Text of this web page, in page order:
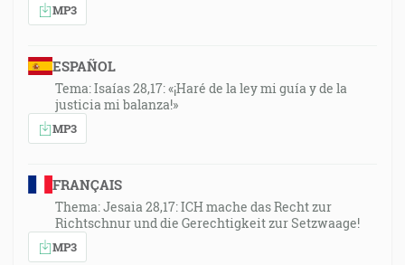
MP3
ESPAÑOL
Tema: Isaías 28,17: «¡Haré de la ley mi guía y de la
justicia mi balanza!»
MP3
FRANÇAIS
Thema: Jesaia 28,17: ICH mache das Recht zur
Richtschnur und die Gerechtigkeit zur Setzwaage!
MP3